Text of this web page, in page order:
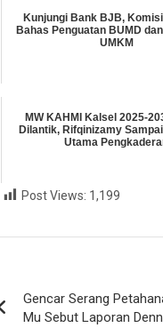
Kunjungi Bank BJB, Komisi
Bahas Penguatan BUMD
UMKM
MW KAHMI Kalsel 2025-
Dilantik, Rifqinizamy
Utama
Post Views: 1,199
Gencar Serang
Mu Sebut Laporan